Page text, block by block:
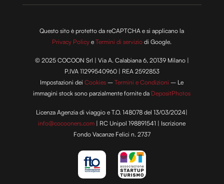
Questo sito è protetto da reCAPTCHA e si applicano la
Privacy Policy eTermini di servizio di Google.
© 2025 COCOON Srl | Via A. Calabiana 6, 20139 Milano |
P.IVA 11299540960 | REA 2592853
Impostazioni deiCookies –Termini e Condizioni – Le
immagini stock sono parzialmente fornite da DepositPhotos
Licenza Agenzia di viaggio e T.O. 148078 del 13/03/2024|
info@cocooners.com | RC Unipol 198891541 | Iscrizione
Fondo Vacanze Felici n. 2737